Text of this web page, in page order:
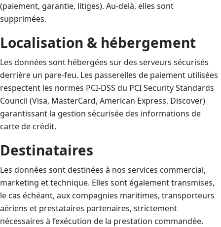
(paiement, garantie, litiges). Au-delà, elles sont
supprimées.
Localisation & hébergement
Les données sont hébergées sur des serveurs sécurisés
derrière un pare-feu. Les passerelles de paiement utilisées
respectent les normes PCI-DSS du PCI Security Standards
Council (Visa, MasterCard, American Express, Discover)
garantissant la gestion sécurisée des informations de
carte de crédit.
Destinataires
Les données sont destinées à nos services commercial,
marketing et technique. Elles sont également transmises,
le cas échéant, aux compagnies maritimes, transporteurs
aériens et prestataires partenaires, strictement
nécessaires à l’exécution de la prestation commandée.